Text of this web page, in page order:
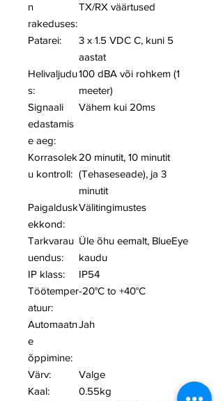
n
rakeduses:
TX/RX väärtused
Patarei:
3 x 1.5 VDC C, kuni 5
aastat
Helivaljudu
s:
100 dBA või rohkem (1
meeter)
Signaali
edastamis
e aeg:
Vähem kui 20ms
Korrasolek
u kontroll:
20 minutit, 10 minutit
(Tehaseseade), ja 3
minutit
Paigaldusk
ekkond:
Välitingimustes
Tarkvarau
uendus:
Üle õhu eemalt, BlueEye
kaudu
IP klass:
IP54
Töötemper
atuur:
-20°C to +40°C
Automaatn
e
õppimine:
Jah
Värv:
Valge
Kaal:
0.55kg